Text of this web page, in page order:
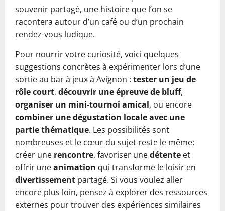
souvenir partagé, une histoire que l’on se
racontera autour d’un café ou d’un prochain
rendez-vous ludique.
Pour nourrir votre curiosité, voici quelques
suggestions concrètes à expérimenter lors d’une
sortie au bar à jeux à Avignon : tester un jeu de
rôle court, découvrir une épreuve de bluff,
organiser un mini-tournoi amical, ou encore
combiner une dégustation locale avec une
partie thématique. Les possibilités sont
nombreuses et le cœur du sujet reste le même:
créer une rencontre, favoriser unedétente et
offrir uneanimation qui transforme le loisir en
divertissement partagé. Si vous voulez aller
encore plus loin, pensez à explorer des ressources
externes pour trouver des expériences similaires